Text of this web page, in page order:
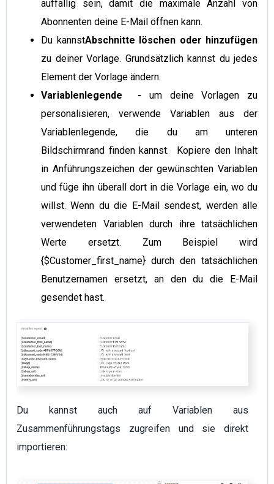
auffällig sein, damit die maximale Anzahl von
Abonnenten deine E-Mail öffnen kann.
Du kannstAbschnitte löschen oder hinzufügen
zu deiner Vorlage. Grundsätzlich kannst du jedes
Element der Vorlage ändern.
Variablenlegende
- um deine Vorlagen zu
personalisieren, verwende Variablen aus der
Variablenlegende, die du am unteren
Bildschirmrand finden kannst. Kopiere den Inhalt
in Anführungszeichen der gewünschten Variablen
und füge ihn überall dort in die Vorlage ein, wo du
willst. Wenn du die E-Mail sendest, werden alle
verwendeten Variablen durch ihre tatsächlichen
Werte ersetzt. Zum Beispiel wird
{$Customer_first_name} durch den tatsächlichen
Benutzernamen ersetzt, an den du die E-Mail
gesendet hast.
Du kannst auch auf Variablen aus
Zusammenführungstags zugreifen und sie direkt
importieren: